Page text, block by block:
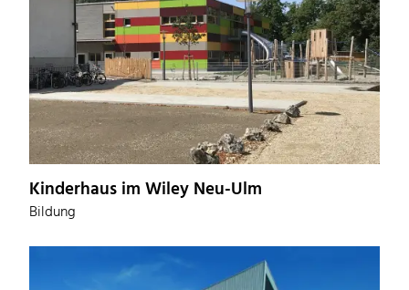
Kinderhaus im Wiley Neu-Ulm
Bildung